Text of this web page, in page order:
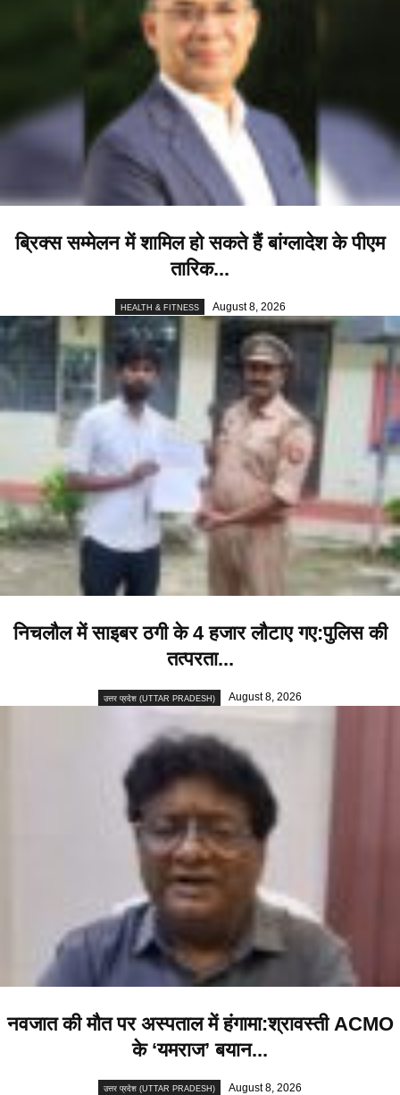
ब्रिक्स सम्मेलन में शामिल हाे सकते हैं बांग्लादेश के पीएम
तारिक...
HEALTH & FITNESS August 8, 2026
निचलौल में साइबर ठगी के 4 हजार लौटाए गए:पुलिस की
तत्परता...
उत्तर प्रदेश (UTTAR PRADESH) August 8, 2026
नवजात की मौत पर अस्पताल में हंगामा:श्रावस्ती ACMO
के ‘यमराज’ बयान...
उत्तर प्रदेश (UTTAR PRADESH) August 8, 2026